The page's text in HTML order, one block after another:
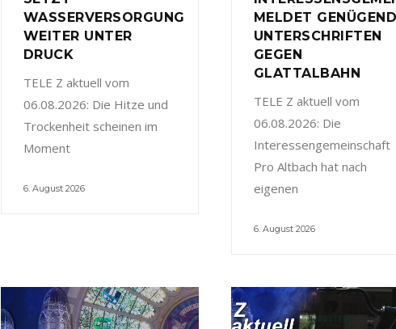
WASSERVERSORGUNG
WEITER UNTER
DRUCK
TELE Z aktuell vom
06.08.2026: Die Hitze und
Trockenheit scheinen im
Moment
6. August 2026
MELDET
UNTERSCHRIFTEN
GEGEN
GLATTALBAHN
TELE Z aktuell vom
06.08.2026: Die
Interessengemeinschaft
Pro Altbach hat nach
eigenen
6. August 2026